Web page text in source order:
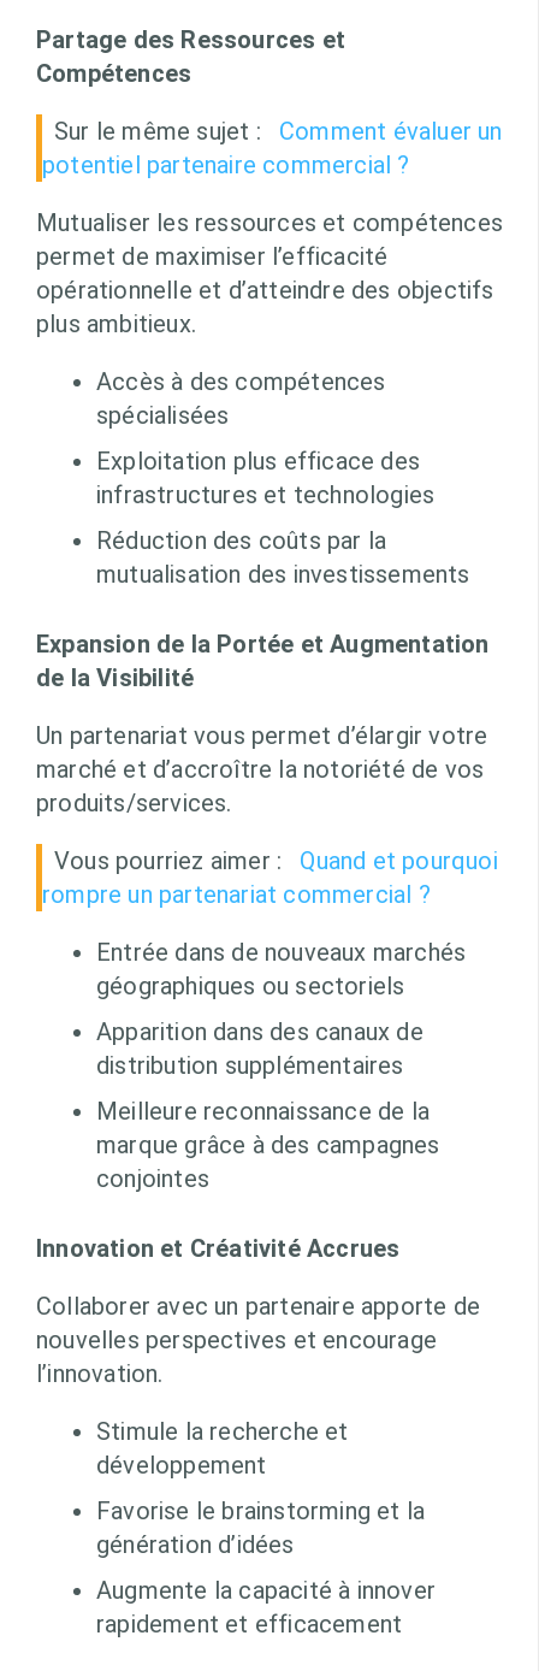
Partage des Ressources et
Compétences
Sur le même sujet :
Comment évaluer un
potentiel partenaire commercial ?
Mutualiser les ressources et compétences
permet de maximiser l’efficacité
opérationnelle et d’atteindre des objectifs
plus ambitieux.
Accès à des compétences
spécialisées
Exploitation plus efficace des
infrastructures et technologies
Réduction des coûts par la
mutualisation des investissements
Expansion de la Portée et Augmentation
de la Visibilité
Un partenariat vous permet d’élargir votre
marché et d’accroître la notoriété de vos
produits/services.
Vous pourriez aimer :
Quand et pourquoi
rompre un partenariat commercial ?
Entrée dans de nouveaux marchés
géographiques ou sectoriels
Apparition dans des canaux de
distribution supplémentaires
Meilleure reconnaissance de la
marque grâce à des campagnes
conjointes
Innovation et Créativité Accrues
Collaborer avec un partenaire apporte de
nouvelles perspectives et encourage
l’innovation.
Stimule la recherche et
développement
Favorise le brainstorming et la
génération d’idées
Augmente la capacité à innover
rapidement et efficacement